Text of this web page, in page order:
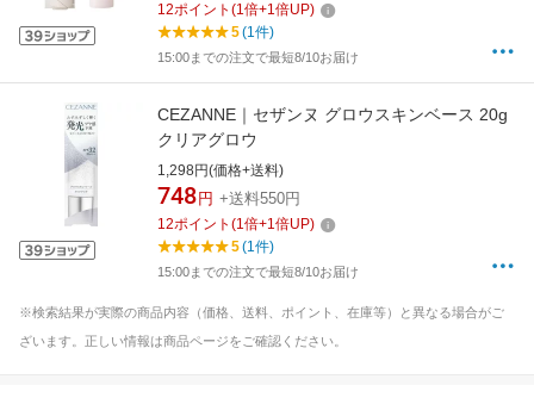
12ポイント (1倍+1倍UP)
5(1件)
15:00までの注文で最短8/10お届け
CEZANNE｜セザンヌ グロウスキンベース 20g
クリアグロウ
1,298円(価格+送料)
748 円 +送料550円
12ポイント (1倍+1倍UP)
5(1件)
15:00までの注文で最短8/10お届け
※検索結果が実際の商品内容（価格、送料、ポイント、在庫等）と異なる場合がご
ざいます。正しい情報は商品ページをご確認ください。